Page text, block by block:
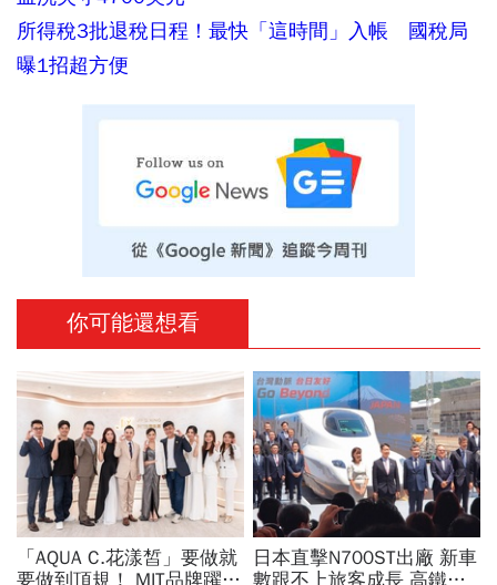
所得稅3批退稅日程！最快「這時間」入帳 國稅局
曝1招超方便
你可能還想看
「AQUA C.花漾皙」要做就
日本直擊N700ST出廠 新車